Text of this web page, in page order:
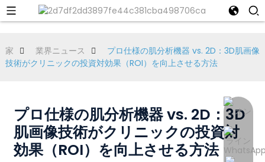
家 業界ニュース
プロ仕様の肌分析機器 vs. 2D：3D肌画像
技術がクリニックの投資対効果（ROI）を向上させる方法
プロ仕様の肌分析機器 vs. 2D：3D
肌画像技術がクリニックの投資対
効果（ROI）を向上させる方法